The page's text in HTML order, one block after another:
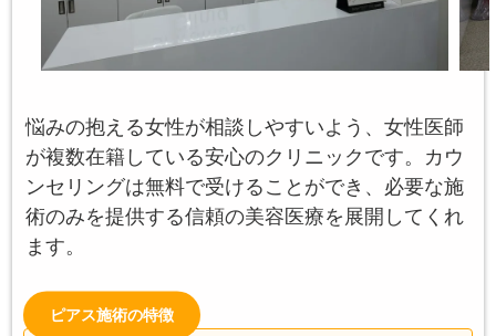
悩みの抱える女性が相談しやすいよう、女性医師
が複数在籍している安心のクリニックです。カウ
ンセリングは無料で受けることができ、必要な施
術のみを提供する信頼の美容医療を展開してくれ
ます。
ピアス施術の特徴